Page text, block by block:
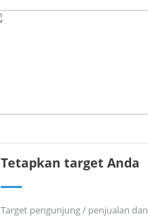
Tetapkan target Anda
Target pengunjung / penjualan dan